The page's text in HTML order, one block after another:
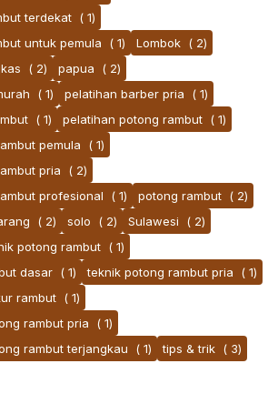
terdekat ( 1)
untuk pemula
( 1) Lombok ( 2)
( 2) papua
( 2)
( 1) pelatihan barber pria
( 1)
( 1) pelatihan potong rambut ( 1)
pemula
( 1)
pria
( 2)
profesional
( 1) potong rambut ( 2)
( 2) solo ( 2) Sulawesi
( 2)
potong rambut ( 1)
dasar ( 1) teknik potong rambut pria
( 1)
rambut ( 1)
rambut pria
( 1)
rambut terjangkau
( 1) tips & trik ( 3)